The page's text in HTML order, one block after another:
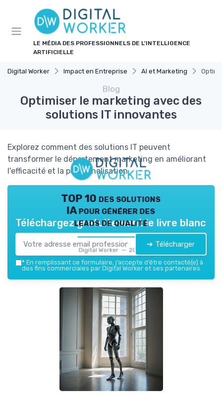
LE MÉDIA DES PROFESSIONNELS DE L'INTELLIGENCE
ARTIFICIELLE
Digital Worker Impact en Entreprise AI et Marketing
Blog
Optimiser le marketing avec des
solutions IT innovantes
Explorez comment des solutions IT peuvent
transformer le département marketing en améliorant
l'efficacité et la personnalisation.
TOP 10 des solutions
IA pour générer des
leads de qualité
Digital Worker — 2026
Téléchargez gratuitement le livre blanc
➔ Télécharger
* En remplissant ce formulaire, j’accepte d’être contacté(e) à
des fins commerciales par Digital Worker et ses partenaires.